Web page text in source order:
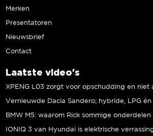
Merken
Presentatoren
Nieuwsbrief
Contact
Laatste video's
IONIQ 3 van Hyundai is elektrische